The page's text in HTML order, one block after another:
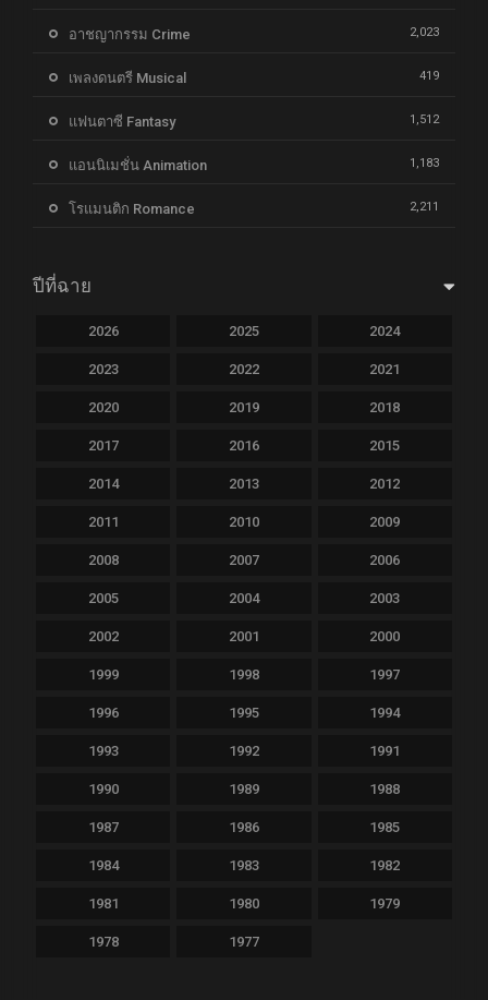
อาชญากรรม Crime 2,023
เพลงดนตรี Musical 419
แฟนตาซี Fantasy 1,512
แอนนิเมชั่น Animation 1,183
โรแมนติก Romance 2,211
ปีที่ฉาย
2026 2025 2024
2023 2022 2021
2020 2019 2018
2017 2016 2015
2014 2013 2012
2011 2010 2009
2008 2007 2006
2005 2004 2003
2002 2001 2000
1999 1998 1997
1996 1995 1994
1993 1992 1991
1990 1989 1988
1987 1986 1985
1984 1983 1982
1981 1980 1979
1978 1977